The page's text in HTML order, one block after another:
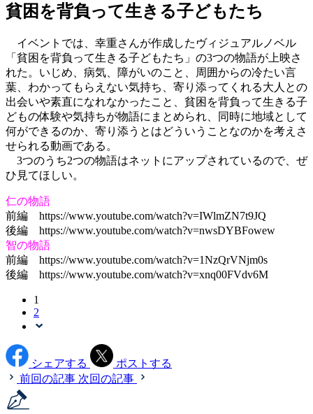
貧困を背負って生きる子どもたち
イベントでは、幸重さんが作成したヴィジュアルノベル
「貧困を背負って生きる子どもたち」の3つの物語が上映さ
れた。いじめ、病気、障がいのこと、周囲からの冷たい言
葉、わかってもらえない気持ち、寄り添ってくれる大人との
出会いや素直になれなかったこと、貧困を背負って生きる子
どもの体験や気持ちが物語にまとめられ、同時に地域として
何ができるのか、寄り添うとはどういうことなのかを考えさ
せられる動画である。
3つのうち2つの物語はネットにアップされているので、ぜ
ひ見てほしい。
仁の物語
前編 https://www.youtube.com/watch?v=IWlmZN7t9JQ
後編 https://www.youtube.com/watch?v=nwsDYBFowew
智の物語
前編 https://www.youtube.com/watch?v=1NzQrVNjm0s
後編 https://www.youtube.com/watch?v=xnq00FVdv6M
1
2
シェアする
ポストする
前回の記事 次回の記事